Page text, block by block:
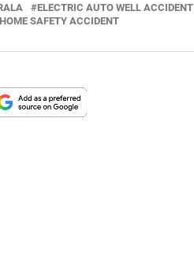
ELECTRIC AUTO WELL ACCIDENT
SAFETY ACCIDENT